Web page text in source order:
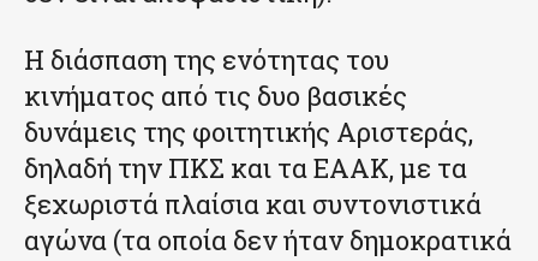
Η διάσπαση της ενότητας του
κινήματος από τις δυο βασικές
δυνάμεις της φοιτητικής Αριστεράς,
δηλαδή την ΠΚΣ και τα ΕΑΑΚ, με τα
ξεχωριστά πλαίσια και συντονιστικά
αγώνα (τα οποία δεν ήταν δημοκρατικά